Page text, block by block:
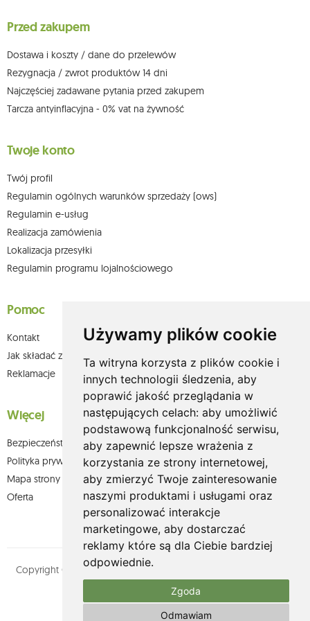
Używamy plików cookie
Ta witryna korzysta z plików cookie i
innych technologii śledzenia, aby
poprawić jakość przeglądania w
następujących celach: aby umożliwić
podstawową funkcjonalność serwisu,
aby zapewnić lepsze wrażenia z
korzystania ze strony internetowej,
aby zmierzyć Twoje zainteresowanie
naszymi produktami i usługami oraz
personalizować interakcje
marketingowe, aby dostarczać
reklamy które są dla Ciebie bardziej
odpowiednie.
Zgoda
Odmawiam
którego dokonano na podstawie zgody przed jej cofnięciem. W tym celu
możesz kontaktować się z działem obsługi klienta Mouton Interactive pod
Więcej informacji: www.mouton.pl/ODO
Przed zakupem
Dostawa i koszty / dane do przelewów
Rezygnacja / zwrot produktów 14 dni
Najczęściej zadawane pytania przed zakupem
Tarcza antyinflacyjna - 0% vat na żywność
Twoje konto
Twój profil
Regulamin ogólnych warunków sprzedaży (ows)
Regulamin e-usług
Realizacja zamówienia
Lokalizacja przesyłki
Regulamin programu lojalnościowego
Pomoc
Kontakt
Jak składać zamówienia w sklepie olium.pl?
Reklamacje
Więcej
Bezpieczeństwo płatności
Polityka prywatności
Mapa strony
Oferta
Copyright © olium.pl. Wszystkie prawa zastrzeżone. Designed by
MOUTON interactive
Zobacz nasz profil na: